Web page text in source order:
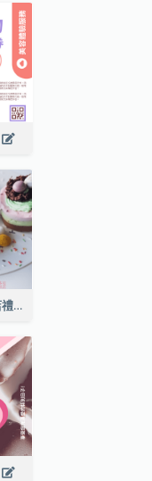
粉色復活節蛋糕照片蛋糕店禮品卡